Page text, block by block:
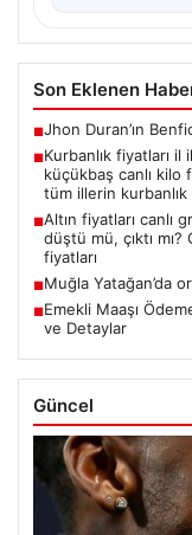
Son Eklenen
■Jhon Duran’ın
■Kurbanlık fiyatları
küçükbaş canlı kilo
tüm illerin kurbanlık
■Altın fiyatları canlı
düştü mü, çıktı mı?
fiyatları
■Muğla Yatağan’da
■Emekli Maaşı
ve Detaylar
Güncel